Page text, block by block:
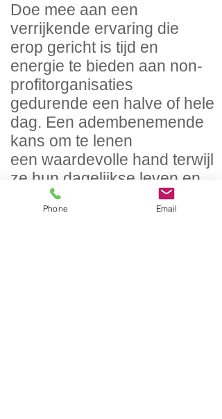
Doe mee aan een
verrijkende ervaring die
erop gericht is tijd en
energie te bieden aan non-
profitorganisaties
gedurende een halve of hele
dag. ​Een adembenemende
kans om te lenen
een waardevolle hand terwijl
ze hun dagelijkse leven en
uitdagingen delen.
Phone Email